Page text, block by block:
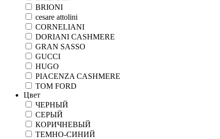
BRIONI
cesare attolini
CORNELIANI
DORIANI CASHMERE
GRAN SASSO
GUCCI
HUGO
PIACENZA CASHMERE
TOM FORD
Цвет
ЧЕРНЫЙ
СЕРЫЙ
КОРИЧНЕВЫЙ
ТЕМНО-СИНИЙ